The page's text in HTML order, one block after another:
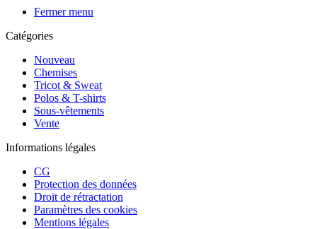
Fermer menu
Catégories
Nouveau
Chemises
Tricot & Sweat
Polos & T-shirts
Sous-vêtements
Vente
Informations légales
CG
Protection des données
Droit de rétractation
Paramètres des cookies
Mentions légales